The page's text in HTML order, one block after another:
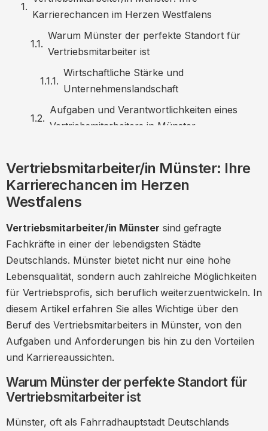
Karrierechancen im Herzen Westfalens
Warum Münster der perfekte Standort für
Vertriebsmitarbeiter ist
Wirtschaftliche Stärke und
Unternehmenslandschaft
Aufgaben und Verantwortlichkeiten eines
Vertriebsmitarbeiters in Münster
Marktanalyse und Strategieentwicklung
Anforderungen für Vertriebsmitarbeiter in
Münster
Bildung und Ausbildung
Erfahrung im Vertrieb
Eigenschaften
Vergütung und Benefits für
Vertriebsmitarbeiter in Münster
Durchschnittliches Gehalt
Zusätzliche Benefits
Karriereperspektiven und
Weiterbildungsmöglichkeiten
Weiterbildung und Zertifizierungen
Vertriebsmitarbeiter/in Münster: Ihre
Karrierechancen im Herzen
Westfalens
Vertriebsmitarbeiter/in Münster sind gefragte
Fachkräfte in einer der lebendigsten Städte
Deutschlands. Münster bietet nicht nur eine hohe
Lebensqualität, sondern auch zahlreiche Möglichkeiten
für Vertriebsprofis, sich beruflich weiterzuentwickeln. In
diesem Artikel erfahren Sie alles Wichtige über den
Beruf des Vertriebsmitarbeiters in Münster, von den
Aufgaben und Anforderungen bis hin zu den Vorteilen
und Karriereaussichten.
Warum Münster der perfekte Standort für
Vertriebsmitarbeiter ist
Münster, oft als Fahrradhauptstadt Deutschlands